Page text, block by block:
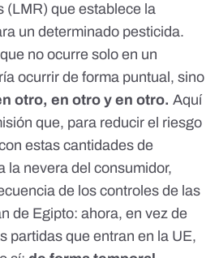
(LMR) que establece la
un determinado pesticida.
no ocurre solo en un
ocurrir de forma puntual, sino
otro, en otro y en otro. Aquí
que, para reducir el riesgo
estas cantidades de
la nevera del consumidor,
de los controles de las
de Egipto: ahora, en vez de
partidas que entran en la UE,